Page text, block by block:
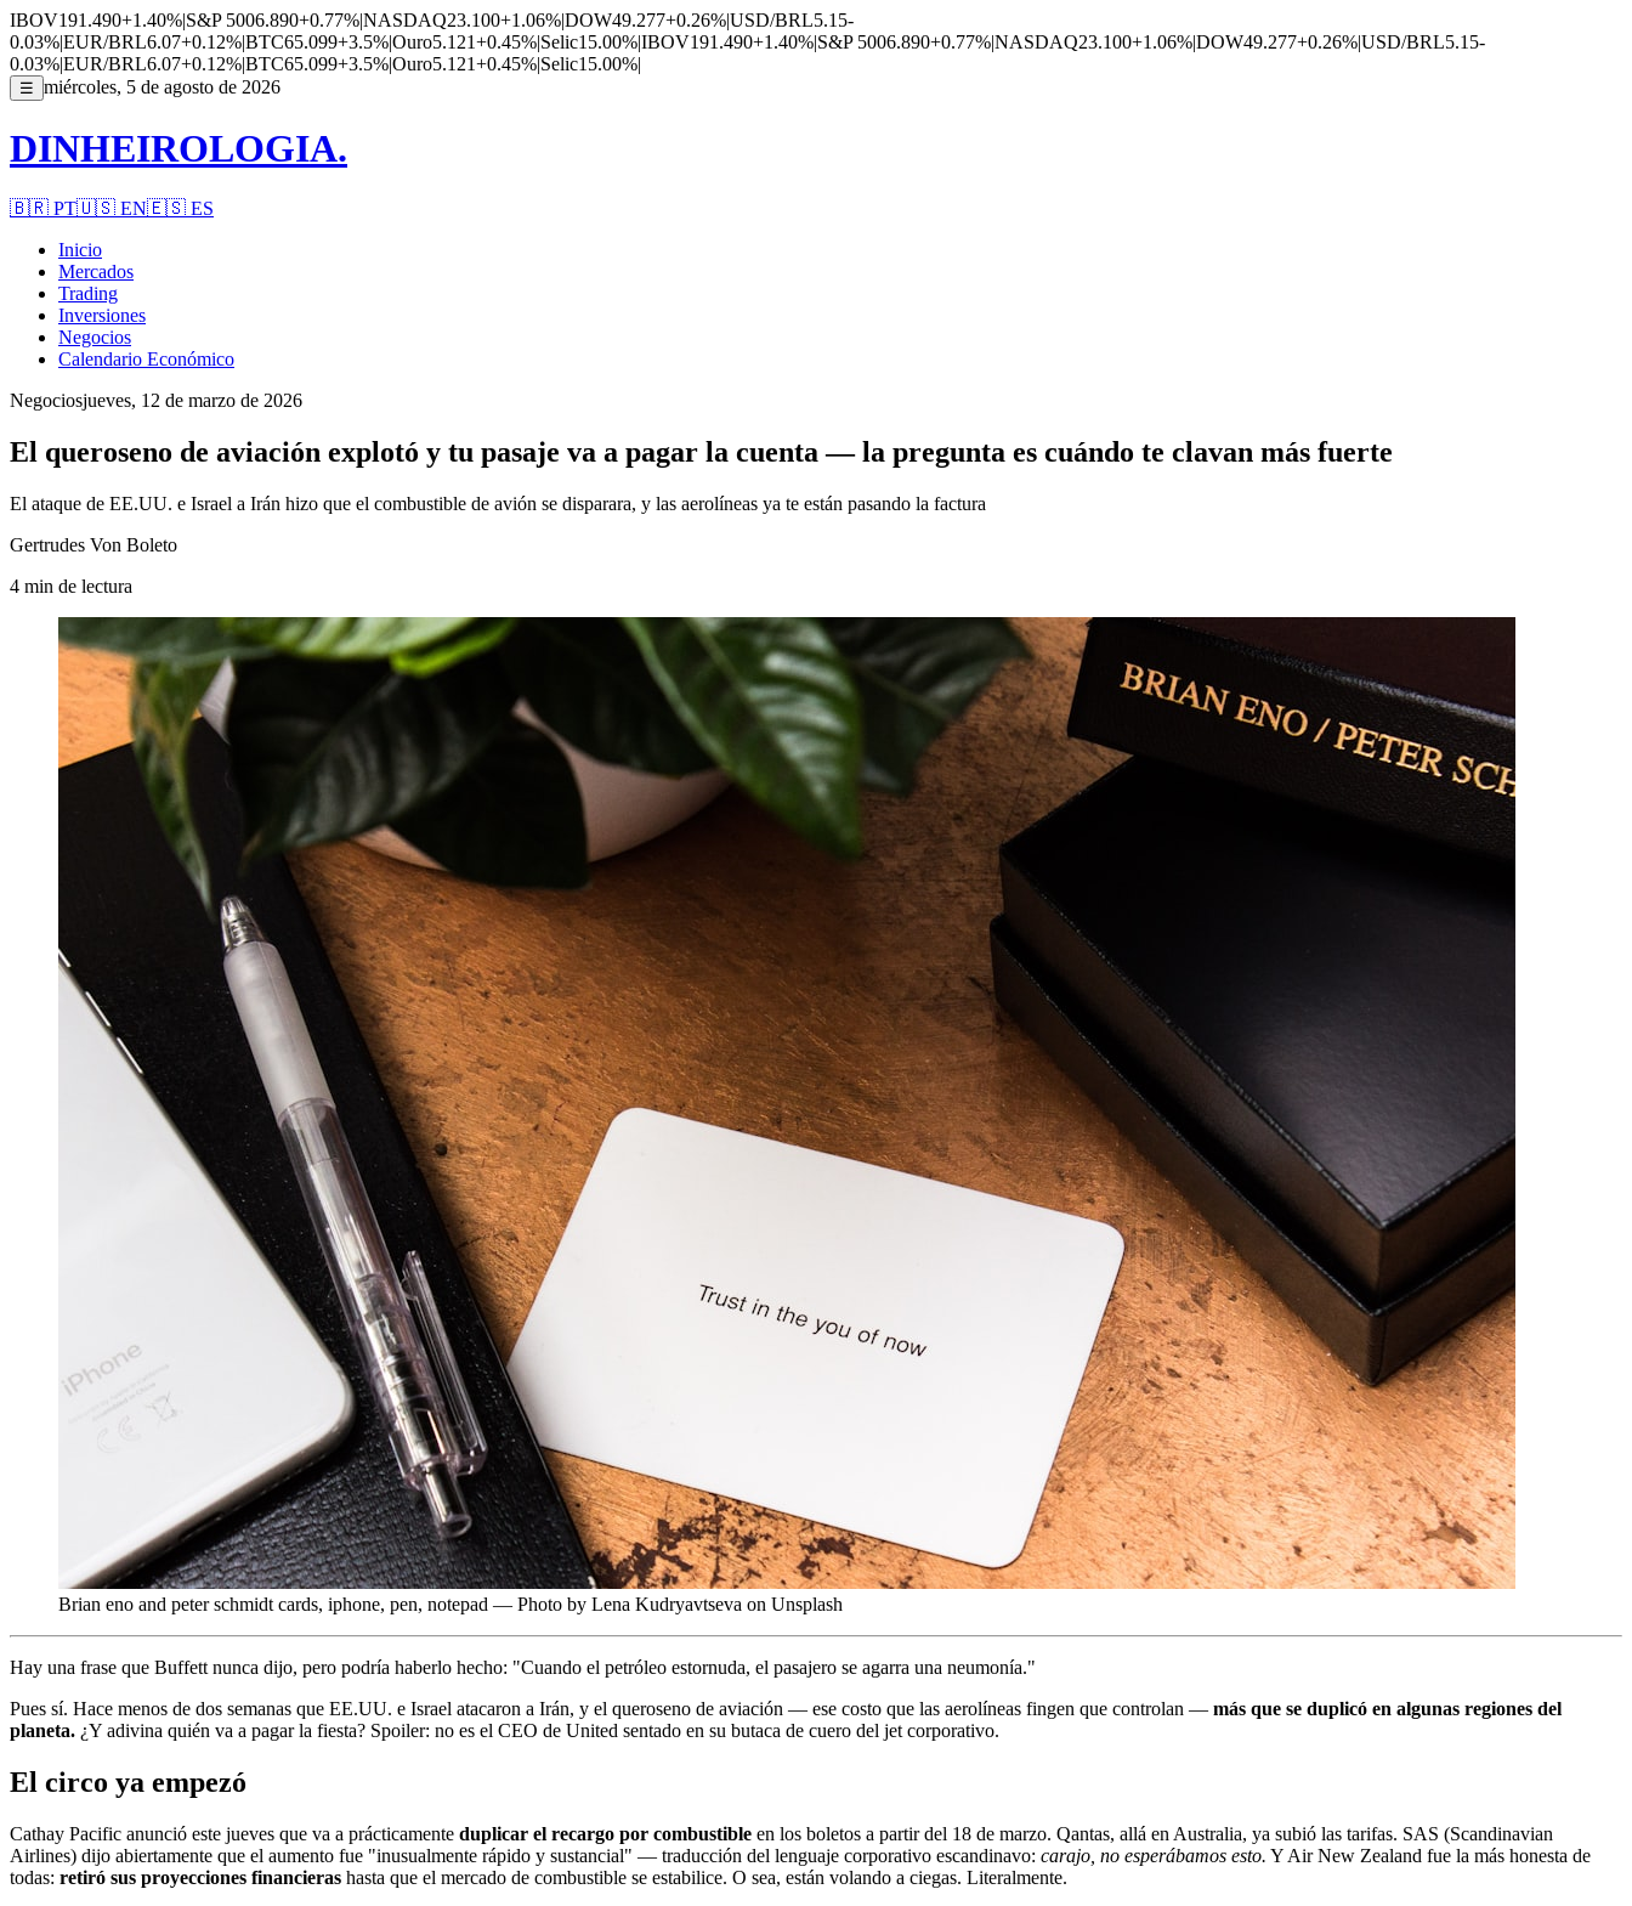
IBOV191.490+1.40%|S&P 5006.890+0.77%|NASDAQ23.100+1.06%|DOW49.277+0.26%|USD/BRL5.15-
0.03%|EUR/BRL6.07+0.12%|BTC65.099+3.5%|Ouro5.121+0.45%|Selic15.00%|IBOV191.490+1.40%|S&P 5006.890+0.77%|NASDAQ23.100+1.06%|DOW49.277+0.26%|USD/BRL5.15-
0.03%|EUR/BRL6.07+0.12%|BTC65.099+3.5%|Ouro5.121+0.45%|Selic15.00%|
☰ miércoles, 5 de agosto de 2026
DINHEIROLOGIA.
🇧🇷 PT🇺🇸 EN🇪🇸 ES
Inicio
Mercados
Trading
Inversiones
Negocios
Calendario Económico
Negociosjueves, 12 de marzo de 2026
El queroseno de aviación explotó y tu pasaje va a pagar la cuenta — la pregunta es cuándo te clavan más fuerte
El ataque de EE.UU. e Israel a Irán hizo que el combustible de avión se disparara, y las aerolíneas ya te están pasando la factura
Gertrudes Von Boleto
4 min de lectura
Brian eno and peter schmidt cards, iphone, pen, notepad — Photo by Lena Kudryavtseva on Unsplash
Hay una frase que Buffett nunca dijo, pero podría haberlo hecho: "Cuando el petróleo estornuda, el pasajero se agarra una neumonía."
Pues sí. Hace menos de dos semanas que EE.UU. e Israel atacaron a Irán, y el queroseno de aviación — ese costo que las aerolíneas fingen que controlan — más que se duplicó en algunas regiones del
planeta. ¿Y adivina quién va a pagar la fiesta? Spoiler: no es el CEO de United sentado en su butaca de cuero del jet corporativo.
El circo ya empezó
Cathay Pacific anunció este jueves que va a prácticamente duplicar el recargo por combustible en los boletos a partir del 18 de marzo. Qantas, allá en Australia, ya subió las tarifas. SAS (Scandinavian
Airlines) dijo abiertamente que el aumento fue "inusualmente rápido y sustancial" — traducción del lenguaje corporativo escandinavo: carajo, no esperábamos esto. Y Air New Zealand fue la más honesta de
todas: retiró sus proyecciones financieras hasta que el mercado de combustible se estabilice. O sea, están volando a ciegas. Literalmente.